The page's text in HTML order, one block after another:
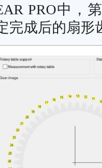
PRO中，
完成后的扇形